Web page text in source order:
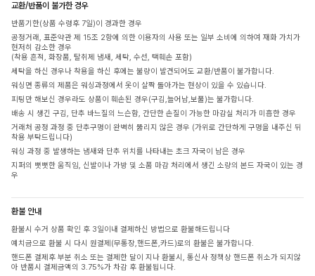
교환/반품이 불가한 경우
반품기한(상품 수령후 7일)이 경과한 경우
공정거래, 표준약관 제 15조 2항에 의한 이용자의 사용 또는 일부 소비에 의하여 재화 가치가
현저히 감소한 경우
(착용 흔적, 화장품, 탈취제 냄새, 세탁, 수선, 택훼손 포함)
세탁을 하신 경우나 착용을 하신 후에는 불량이 발견되어도 교환/반품이 불가합니다.
워싱면 종류의 제품은 워싱과정에서 옷이 살짝 돌아가는 현상이 있을 수 있습니다.
피팅만 해보신 경우라도 상품이 훼손된 경우(구김,늘어남,보풀)는 불가합니다.
배송 시 생긴 구김, 단추 바느질의 느슨함, 간단한 손질이 가능한 마감실 처리가 미흡한 경우
거래처 공정 과정 중 단추구멍이 완벽히 뚫리지 않은 경우 (가위로 간단하게 구멍을 내주신 뒤
착용 부탁드립니다)
워싱 과정 중 발생하는 냄새와 단추 위치를 나타내는 초크 자국이 남은 경우
지퍼의 뻣뻣한 움직임, 신발이나 가방 및 소품 마감 처리에서 생긴 소량의 본드 자국이 있는 경
우
환불 안내
환불시 수거 상품 확인 후 3일이내 결제하신 방법으로 환불해드립니다
예치금으로 환불 시 다시 원결제(무통장,핸드폰,카드)로의 환불은 불가합니다.
핸드폰 결제후 부분 취소 또는 결제한 달이 지나 환불시, 통신사 정책상 핸드폰 취소가 되지않
아 반품시 결제금액의 3.75%가 차감 후 환불됩니다.